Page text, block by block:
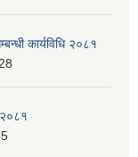
कार्यविधि २०८१
२०८१